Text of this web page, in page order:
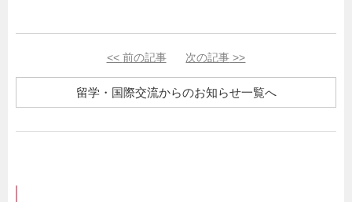
<< 前の記事 次の記事 >>
留学・国際交流からのお知らせ一覧へ